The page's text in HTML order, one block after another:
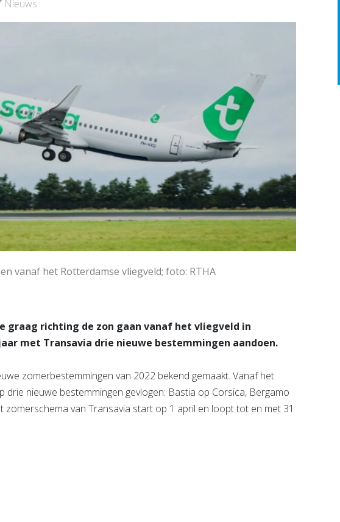
Nieuws
vanaf het Rotterdamse vliegveld; foto: RTHA
graag richting de zon gaan vanaf het vliegveld in
met Transavia drie nieuwe bestemmingen aandoen.
zomerbestemmingen van 2022 bekend gemaakt. Vanaf het
drie nieuwe bestemmingen gevlogen: Bastia op Corsica, Bergamo
zomerschema van Transavia start op 1 april en loopt tot en met 31
Bekijk de pagina